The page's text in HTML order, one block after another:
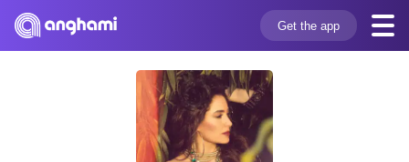
Get the app